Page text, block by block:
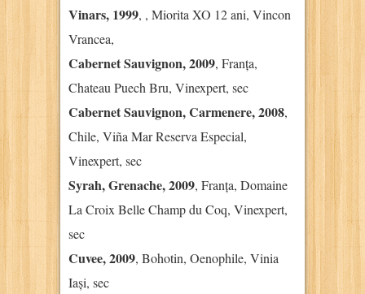
Vinars, 1999, , Miorita XO 12 ani, Vincon
Vrancea,
Cabernet Sauvignon, 2009, Franța,
Chateau Puech Bru, Vinexpert, sec
Cabernet Sauvignon, Carmenere, 2008,
Chile, Viña Mar Reserva Especial,
Vinexpert, sec
Syrah, Grenache, 2009, Franța, Domaine
La Croix Belle Champ du Coq, Vinexpert,
sec
Cuvee, 2009, Bohotin, Oenophile, Vinia
Iași, sec